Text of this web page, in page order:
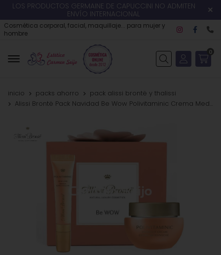
LOS PRODUCTOS GERMAINE DE CAPUCCINI NO ADMITEN
ENVÍO INTERNACIONAL
Cosmética corporal, facial, maquillaje... para mujer y
hombre
Buscar
0
inicio packs ahorro
pack alissi brontë y thalissi
Alissi Brontë Pack Navidad Be Wow Polivitaminic Crema Medianoche + Contorno